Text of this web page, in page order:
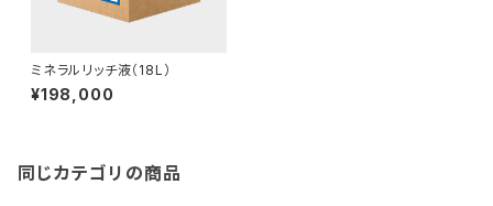
ミネラルリッチ液（18L）
¥198,000
同じカテゴリの商品